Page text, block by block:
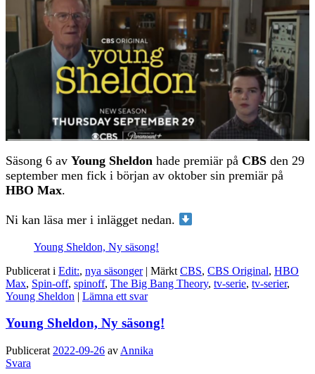
Säsong 6 av Young Sheldon hade premiär på CBS den 29
september men fick i början av oktober sin premiär på
HBO Max.
Ni kan läsa mer i inlägget nedan.
Young Sheldon, Ny säsong!
Publicerat i Edit:, nya säsonger | Märkt CBS, CBS Original, HBO
Max, Spin-off, spinoff, The Big Bang Theory, tv-serie, tv-serier,
Young Sheldon | Lämna ett svar
Young Sheldon, Ny säsong!
Publicerat 2022-09-26 av Annika
Svara